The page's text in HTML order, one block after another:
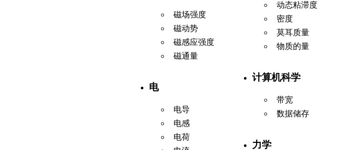
磁场强度
磁动势
磁感应强度
磁通量
电
电导
电感
电荷
动态粘滞度
密度
莫耳质量
物质的量
计算机科学
带宽
数据储存
力学